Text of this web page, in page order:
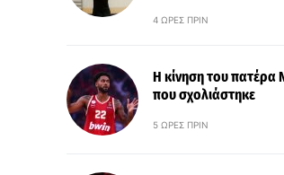
4 ΏΡΕΣ ΠΡΙΝ
Η κίνηση του πατέρα
που σχολιάστηκε
5 ΏΡΕΣ ΠΡΙΝ